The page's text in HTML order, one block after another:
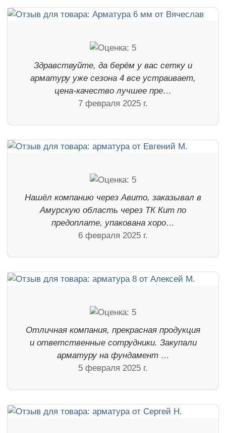
Здравствуйте, да берём у вас сетку и
арматуру уже сезона 4 все устраивает,
цена-качество лучшее пре…
7 февраля 2025 г.
Нашёл компанию через Авито, заказывал в
Амурскую область через ТК Кит по
предоплате, упакована хоро…
6 февраля 2025 г.
Отличная компания, прекрасная продукция
и ответственные сотрудники. Закупали
арматуру на фундамент …
5 февраля 2025 г.